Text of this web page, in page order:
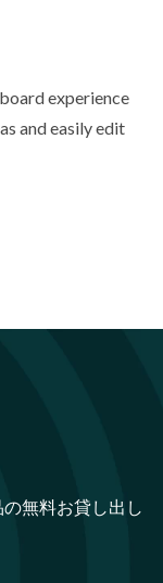
experience
and easily edit
無料お貸し出し